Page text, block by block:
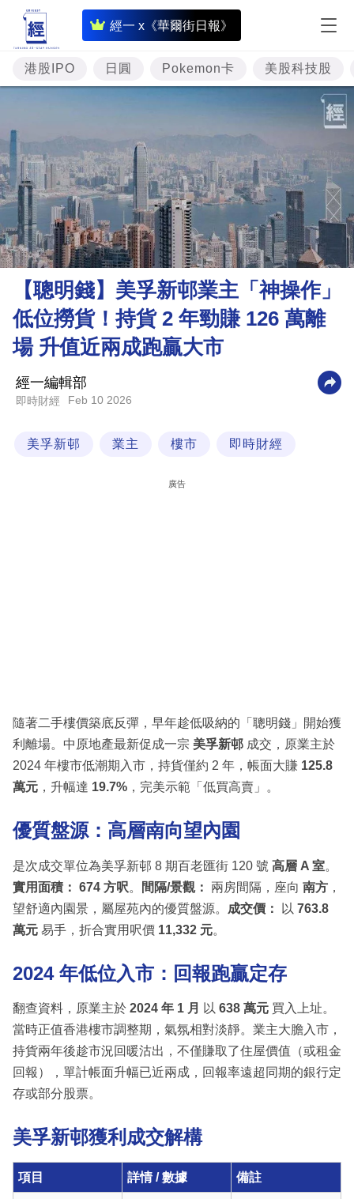
經一 x《華爾街日報》
即
時
財
經
投
資
樓
市
理
財
商
業
技
港股IPO 日圓 Pokemon卡 美股科技股
【聰明錢】美孚新邨業主「神操作」
低位撈貨！持貨 2 年勁賺 126 萬離
場 升值近兩成跑贏大市
經一編輯部
即時財經 Feb 10 2026
美孚新邨 業主 樓市 即時財經
廣告
隨著二手樓價築底反彈，早年趁低吸納的「聰明錢」開始獲
利離場。中原地產最新促成一宗 美孚新邨 成交，原業主於
2024 年樓市低潮期入市，持貨僅約 2 年，帳面大賺 125.8
萬元 ，升幅達 19.7% ，完美示範「低買高賣」。
優質盤源：高層南向望內園
是次成交單位為美孚新邨 8 期百老匯街 120 號 高層 A 室。
實用面積： 674 方呎。 間隔/景觀： 兩房間隔，座向 南方 ，
望舒適內園景，屬屋苑內的優質盤源。 成交價： 以 763.8
萬元 易手，折合實用呎價 11,332 元。
2024 年低位入市：回報跑贏定存
翻查資料，原業主於 2024 年 1 月 以 638 萬元 買入上址。
當時正值香港樓市調整期，氣氛相對淡靜。業主大膽入市，
持貨兩年後趁市況回暖沽出，不僅賺取了住屋價值（或租金
回報），單計帳面升幅已近兩成，回報率遠超同期的銀行定
存或部分股票。
美孚新邨獲利成交解構
項目 詳情 / 數據 備註